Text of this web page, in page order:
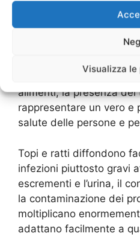
Visualizza le
notturne e scavano
da scorgere senza
Specialmente nelle
effettuala la lavorazione
alimenti, la presenza
rappresentare un vero e
salute delle persone e
Topi e ratti diffondono
infezioni piuttosto gravi
escrementi e l’urina, il
la contaminazione dei
moltiplicano
adattano facilmente a